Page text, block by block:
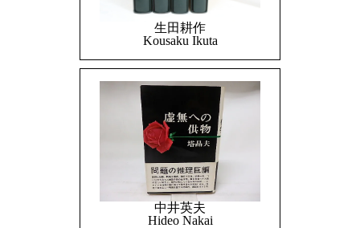
生田耕作
Kousaku Ikuta
中井英夫
Hideo Nakai